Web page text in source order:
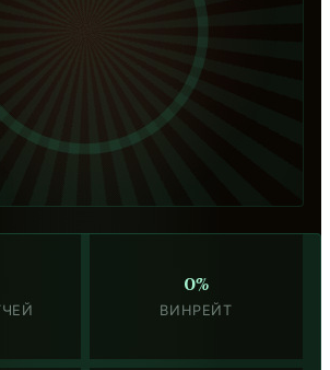
0%
ВИНРЕЙТ